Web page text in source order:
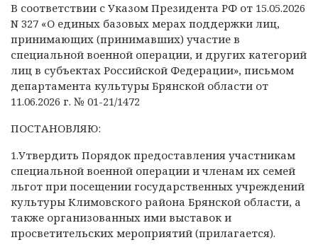
В соответствии с Указом Президента РФ от 15.05.2026
N 327 «О единых базовых мерах поддержки лиц,
принимающих (принимавших) участие в
специальной военной операции, и других категорий
лиц в субъектах Российской Федерации», письмом
департамента культуры Брянской области от
11.06.2026 г. № 01-21/1472
ПОСТАНОВЛЯЮ:
1.Утвердить Порядок предоставления участникам
специальной военной операции и членам их семей
льгот при посещении государственных учреждений
культуры Климовского района Брянской области, а
также организованных ими выставок и
просветительских мероприятий (прилагается).